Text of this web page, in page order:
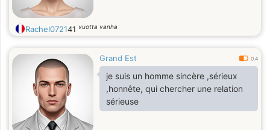
Rachel072141 vuotta vanha
Grand Est 0.4
je suis un homme sincère ,sérieux
,honnête, qui chercher une relation
sérieuse